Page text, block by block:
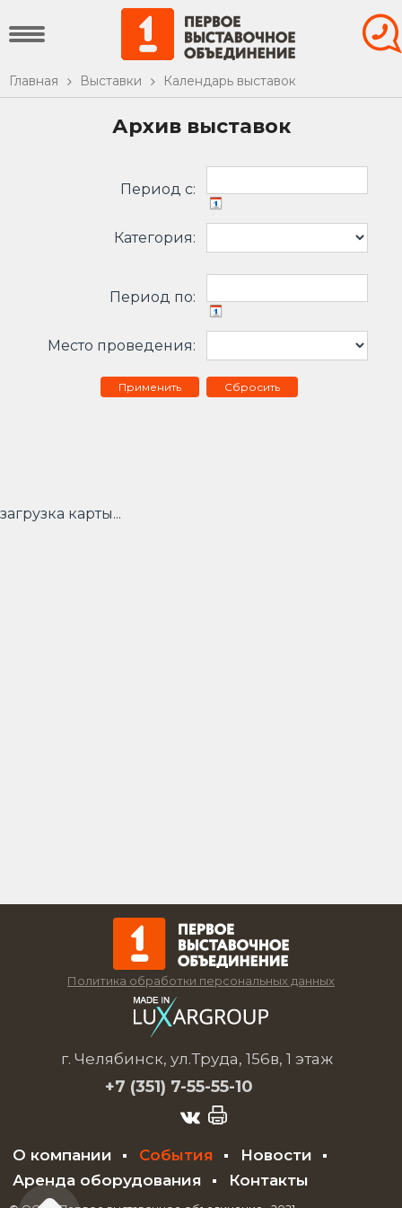
Главная Выставки Календарь выставок
Архив выставок
Период c:
Категория:
Период по:
Место проведения:
Сбросить
загрузка карты...
Политика обработки персональных данных
г. Челябинск, ул.Труда, 156в, 1 этаж
+7 (351) 7-55-55-10
О компании События
Новости
Аренда оборудования
Контакты